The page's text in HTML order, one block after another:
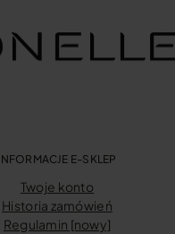
E-SKLEP
Twoje konto
Historia zamówień
Regulamin [nowy]